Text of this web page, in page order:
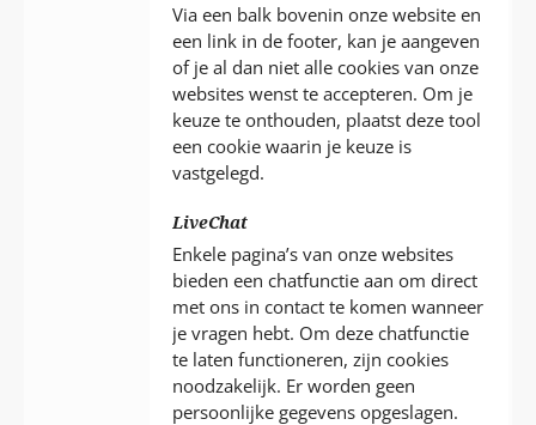
Via een balk bovenin onze website en
een link in de footer, kan je aangeven
of je al dan niet alle cookies van onze
websites wenst te accepteren. Om je
keuze te onthouden, plaatst deze tool
een cookie waarin je keuze is
vastgelegd.
LiveChat
Enkele pagina’s van onze websites
bieden een chatfunctie aan om direct
met ons in contact te komen wanneer
je vragen hebt. Om deze chatfunctie
te laten functioneren, zijn cookies
noodzakelijk. Er worden geen
persoonlijke gegevens opgeslagen.